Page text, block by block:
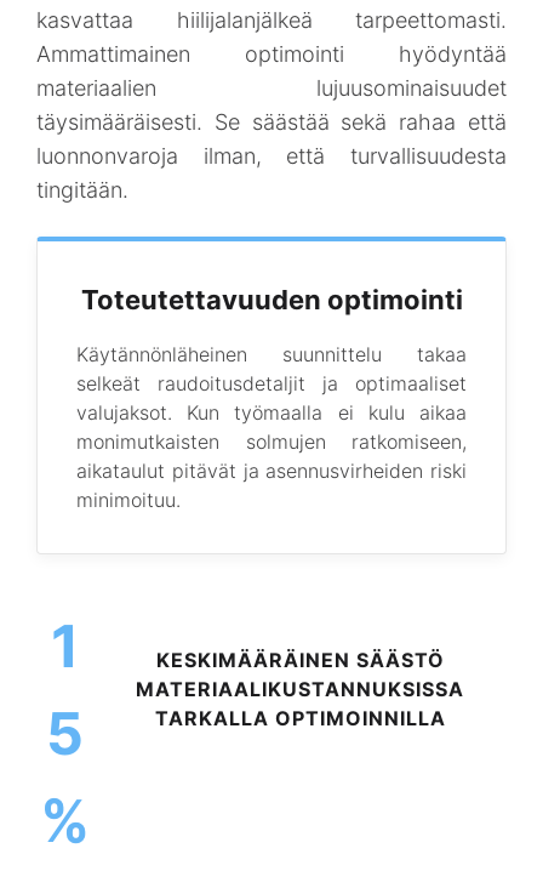
kasvattaa hiilijalanjälkeä tarpeettomasti.
Ammattimainen optimointi hyödyntää
materiaalien lujuusominaisuudet
täysimääräisesti. Se säästää sekä rahaa että
luonnonvaroja ilman, että turvallisuudesta
tingitään.
Toteutettavuuden optimointi
Käytännönläheinen suunnittelu takaa
selkeät raudoitusdetaljit ja optimaaliset
valujaksot. Kun työmaalla ei kulu aikaa
monimutkaisten solmujen ratkomiseen,
aikataulut pitävät ja asennusvirheiden riski
minimoituu.
1
5
%
KESKIMÄÄRÄINEN SÄÄSTÖ
MATERIAALIKUSTANNUKSISSA
TARKALLA OPTIMOINNILLA